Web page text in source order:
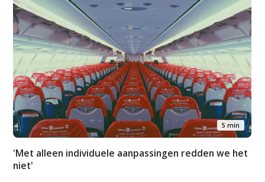
5 min
'Met alleen individuele aanpassingen redden we het
niet'